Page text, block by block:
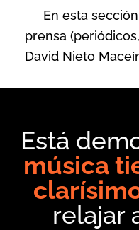
En esta
prensa
David Nieto
Está
música
relajar